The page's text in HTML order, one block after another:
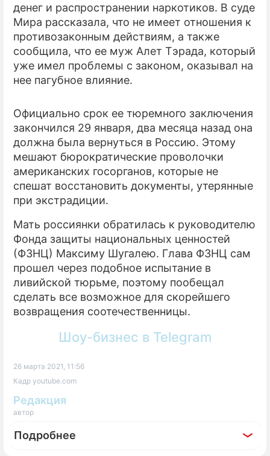
денег и распространении наркотиков. В суде
Мира рассказала, что не имеет отношения к
противозаконным действиям, а также
сообщила, что ее муж Алет Тэрада, который
уже имел проблемы с законом, оказывал на
нее пагубное влияние.
Официально срок ее тюремного заключения
закончился 29 января, два месяца назад она
должна была вернуться в Россию. Этому
мешают бюрократические проволочки
американских госорганов, которые не
спешат восстановить документы, утерянные
при экстрадиции.
Мать россиянки обратилась к руководителю
Фонда защиты национальных ценностей
(ФЗНЦ) Максиму Шугалею. Глава ФЗНЦ сам
прошел через подобное испытание в
ливийской тюрьме, поэтому пообещал
сделать все возможное для скорейшего
возвращения соотечественницы.
Шоу-бизнес в Telegram
26 марта 2021, 11:56
Кадр youtube.com
Редакция
автор
Подробнее